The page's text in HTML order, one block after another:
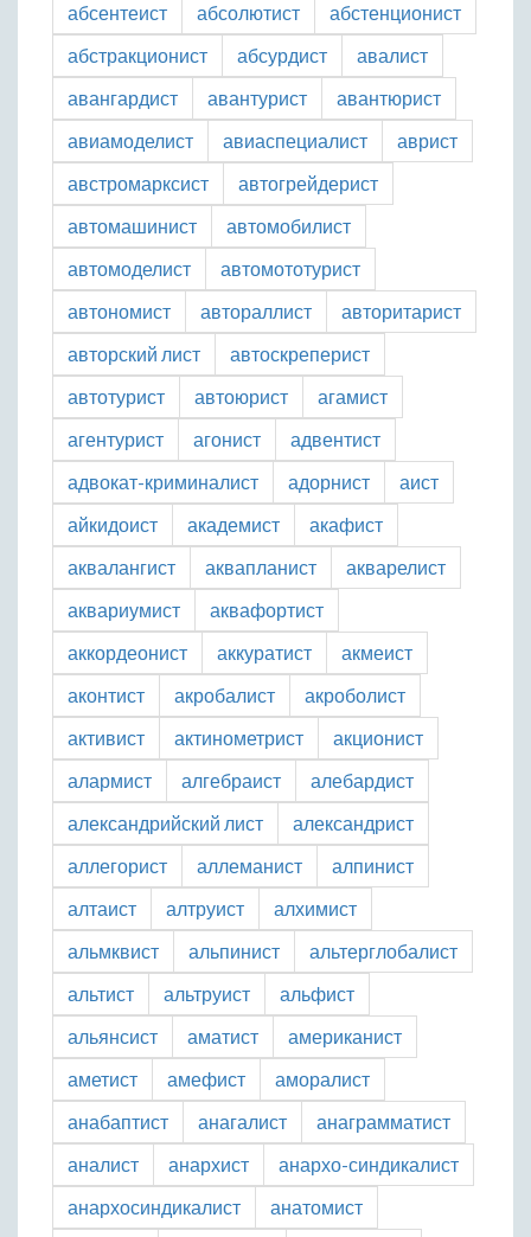
абсентеист
абсолютист
абстенционист
абстракционист
абсурдист
авалист
авангардист
авантурист
авантюрист
авиамоделист
авиаспециалист
аврист
австромарксист
автогрейдерист
автомашинист
автомобилист
автомоделист
автомототурист
автономист
автораллист
авторитарист
авторский лист
автоскреперист
автотурист
автоюрист
агамист
агентурист
агонист
адвентист
адвокат-криминалист
адорнист
аист
айкидоист
академист
акафист
аквалангист
аквапланист
акварелист
аквариумист
аквафортист
аккордеонист
аккуратист
акмеист
аконтист
акробалист
акроболист
активист
актинометрист
акционист
алармист
алгебраист
алебардист
александрийский лист
александрист
аллегорист
аллеманист
алпинист
алтаист
алтруист
алхимист
альмквист
альпинист
альтерглобалист
альтист
альтруист
альфист
альянсист
аматист
американист
аметист
амефист
аморалист
анабаптист
анагалист
анаграмматист
аналист
анархист
анархо-синдикалист
анархосиндикалист
анатомист